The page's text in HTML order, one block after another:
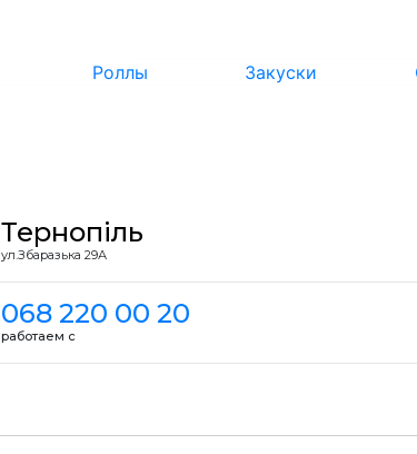
Роллы Закуски
Тернопіль
ул.Збаразька 29А
068 220 00 20
работаем с